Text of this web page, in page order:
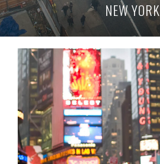
NEW YORK